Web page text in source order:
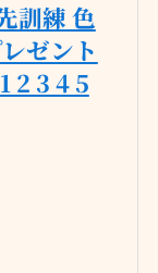
訓練 色
ゼント
2 3 4 5